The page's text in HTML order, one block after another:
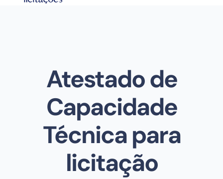
Atestado de
Capacidade
Técnica para
licitação